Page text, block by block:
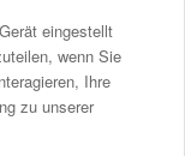
eingestellt
wenn Sie
Ihre
zu unserer